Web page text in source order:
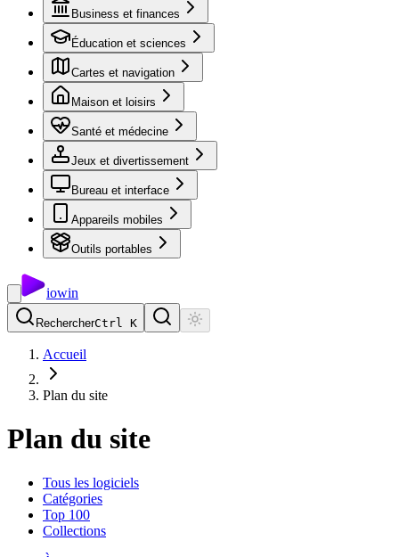
Business et finances
Éducation et sciences
Cartes et navigation
Maison et loisirs
Santé et médecine
Jeux et divertissement
Bureau et interface
Appareils mobiles
Outils portables
iowin
RechercherCtrl K
Accueil
Plan du site
Plan du site
Tous les logiciels
Catégories
Top 100
Collections